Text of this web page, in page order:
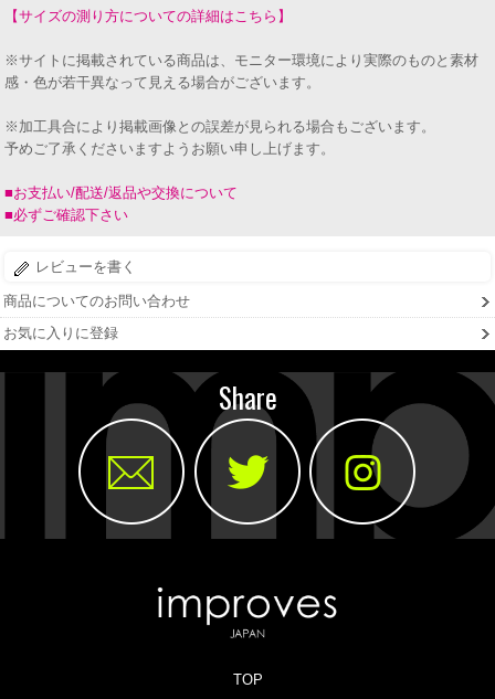
【サイズの測り方についての詳細はこちら】
※サイトに掲載されている商品は、モニター環境により実際のものと素材
感・色が若干異なって見える場合がございます。
※加工具合により掲載画像との誤差が見られる場合もございます。
予めご了承くださいますようお願い申し上げます。
■お支払い/配送/返品や交換について
■必ずご確認下さい
レビューを書く
商品についてのお問い合わせ
お気に入りに登録
Share
TOP